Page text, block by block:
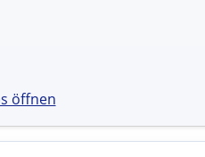
öffnen